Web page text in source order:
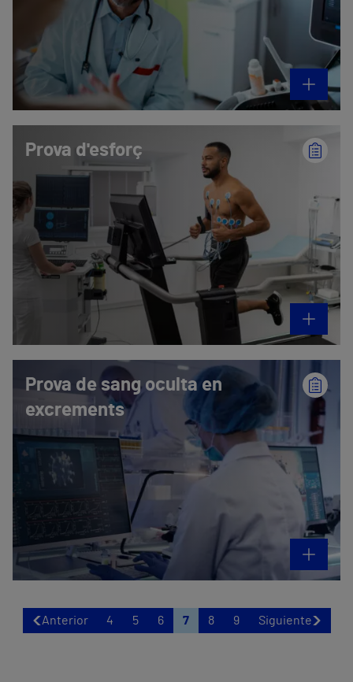
Prova d'esforç
Prova de sang oculta en
excrements
Anterior 4 5 6 7 8 9 Siguiente